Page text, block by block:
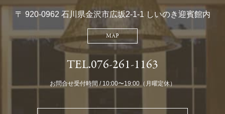
〒 920-0962 石川県金沢市広坂2-1-1 しいのき迎賓館内
MAP
TEL.076-261-1163
お問合せ受付時間 / 10:00〜19:00（月曜定休）